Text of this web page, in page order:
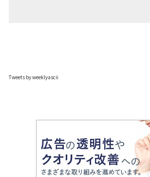
Tweets by weeklyascii